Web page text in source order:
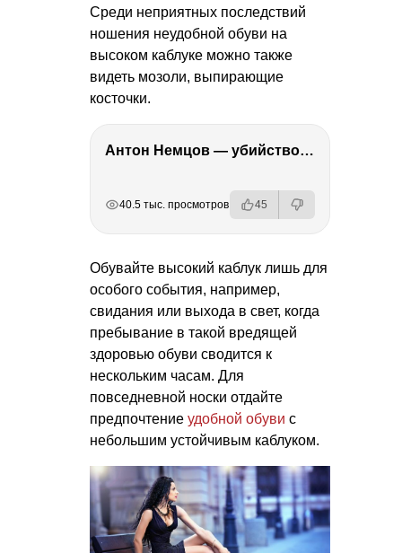
Среди неприятных последствий
ношения неудобной обуви на
высоком каблуке можно также
видеть мозоли, выпирающие
косточки.
Антон Немцов — убийство Бориса Немцова, переезд в Дубай, семья и политика
40.5 тыс. просмотров 45
Обувайте высокий каблук лишь для
особого события, например,
свидания или выхода в свет, когда
пребывание в такой вредящей
здоровью обуви сводится к
нескольким часам. Для
повседневной носки отдайте
предпочтение удобной обуви с
небольшим устойчивым каблуком.